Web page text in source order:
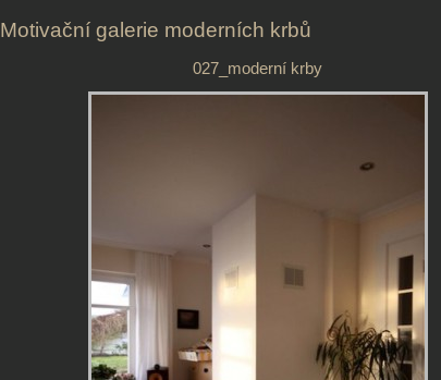
Motivační galerie moderních krbů
027_moderní krby